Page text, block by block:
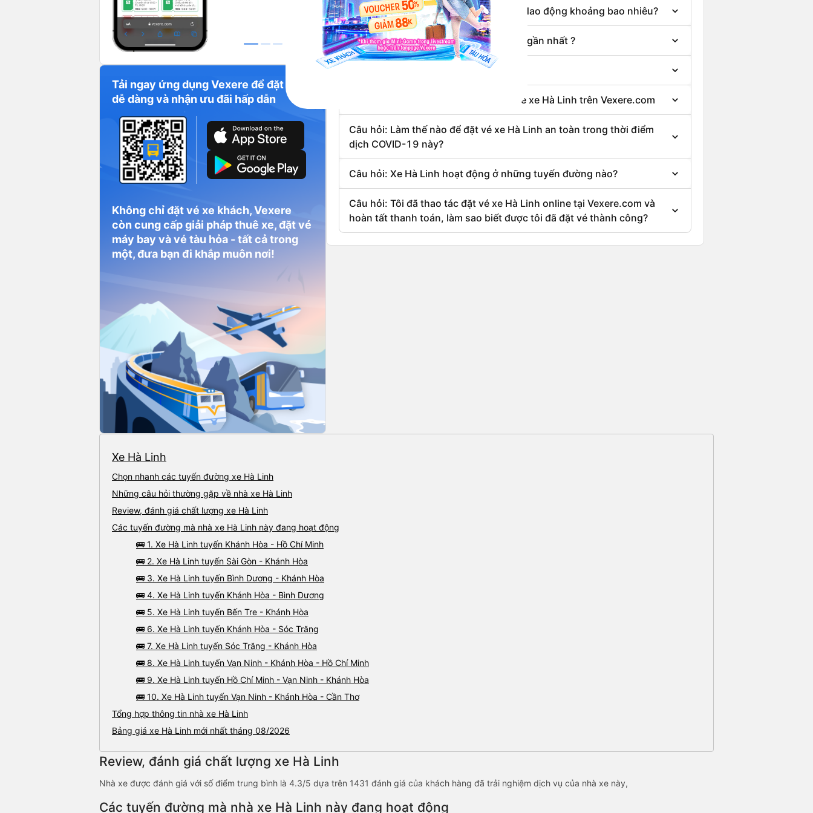
Tải ngay ứng dụng Vexere để đặt vé
dễ dàng và nhận ưu đãi hấp dẫn
Không chỉ đặt vé xe khách, Vexere
còn cung cấp giải pháp thuê xe, đặt vé
máy bay và vé tàu hỏa - tất cả trong
một, đưa bạn đi khắp muôn nơi!
thoại, địa chỉ và các điểm đón/trả của nhà xe Hà
Điểm đón/trả khách tại Sài Gòn
trả của nhà xe Hà Linh tại Nha Trang:Văn phòng Nha Trang: Số 21 đường
Điểm đón/trả khách tại Nha Trang
Câu hỏi: Giá vé xe Hà Linh trung bình dao động khoảng bao nhiêu?
Câu hỏi: Địa chỉ văn phòng xe Hà Linh gần nhất ?
Câu hỏi: Số điện thoại xe Hà Linh là ?
Câu hỏi: Có khuyến mãi nào khi đặt vé xe Hà Linh trên Vexere.com
Câu hỏi: Làm thế nào để đặt vé xe Hà Linh an toàn trong thời điểm
dịch COVID-19 này?
Câu hỏi: Xe Hà Linh hoạt động ở những tuyến đường nào?
Câu hỏi: Tôi đã thao tác đặt vé xe Hà Linh online tại Vexere.com và
hoàn tất thanh toán, làm sao biết được tôi đã đặt vé thành công?
Xe Hà Linh
Chọn nhanh các tuyến đường xe Hà Linh
Những câu hỏi thường gặp về nhà xe Hà Linh
Review, đánh giá chất lượng xe Hà Linh
Các tuyến đường mà nhà xe Hà Linh này đang hoạt động
🚌 1. Xe Hà Linh tuyến Khánh Hòa - Hồ Chí Minh
🚌 2. Xe Hà Linh tuyến Sài Gòn - Khánh Hòa
🚌 3. Xe Hà Linh tuyến Bình Dương - Khánh Hòa
🚌 4. Xe Hà Linh tuyến Khánh Hòa - Bình Dương
🚌 5. Xe Hà Linh tuyến Bến Tre - Khánh Hòa
🚌 6. Xe Hà Linh tuyến Khánh Hòa - Sóc Trăng
🚌 7. Xe Hà Linh tuyến Sóc Trăng - Khánh Hòa
🚌 8. Xe Hà Linh tuyến Vạn Ninh - Khánh Hòa - Hồ Chí Minh
🚌 9. Xe Hà Linh tuyến Hồ Chí Minh - Vạn Ninh - Khánh Hòa
🚌 10. Xe Hà Linh tuyến Vạn Ninh - Khánh Hòa - Cần Thơ
Tổng hợp thông tin nhà xe Hà Linh
Bảng giá xe Hà Linh mới nhất tháng 08/2026
Review, đánh giá chất lượng xe Hà Linh
Nhà xe được đánh giá với số điểm trung bình là 4.3/5 dựa trên 1431 đánh giá của khách hàng đã trải nghiệm dịch vụ của nhà xe này,
Các tuyến đường mà nhà xe Hà Linh này đang hoạt động